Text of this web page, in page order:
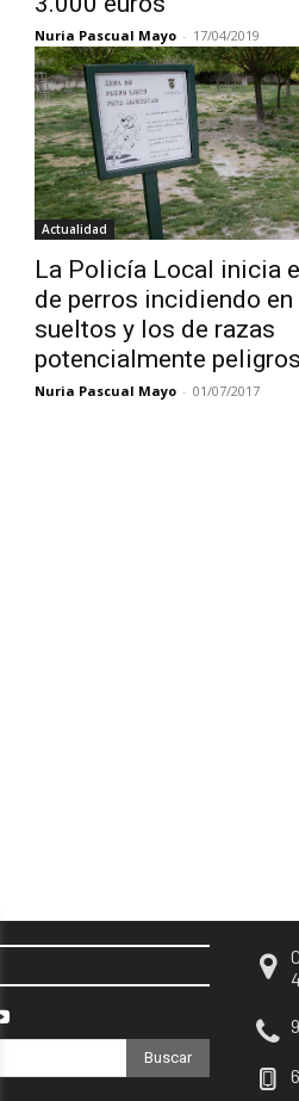
Nuria Pascual Mayo - 17/04/2019
Actualidad
La Policía Local inicia
de perros incidiendo
sueltos y los de razas
potencialmente
Nuria Pascual Mayo - 01/07/2017
Buscar